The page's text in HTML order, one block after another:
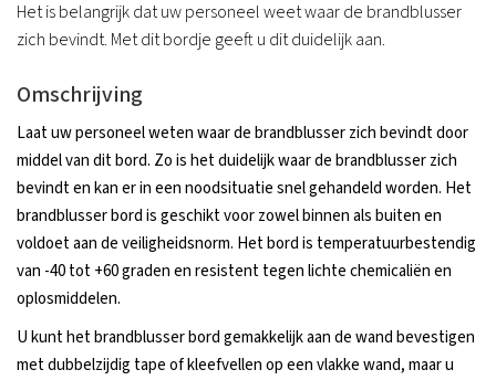
Het is belangrijk dat uw personeel weet waar de brandblusser
zich bevindt. Met dit bordje geeft u dit duidelijk aan.
Omschrijving
Laat uw personeel weten waar de brandblusser zich bevindt door
middel van dit bord. Zo is het duidelijk waar de brandblusser zich
bevindt en kan er in een noodsituatie snel gehandeld worden. Het
brandblusser bord is geschikt voor zowel binnen als buiten en
voldoet aan de veiligheidsnorm. Het bord is temperatuurbestendig
van -40 tot +60 graden en resistent tegen lichte chemicaliën en
oplosmiddelen.
U kunt het brandblusser bord gemakkelijk aan de wand bevestigen
met dubbelzijdig tape of kleefvellen op een vlakke wand, maar u